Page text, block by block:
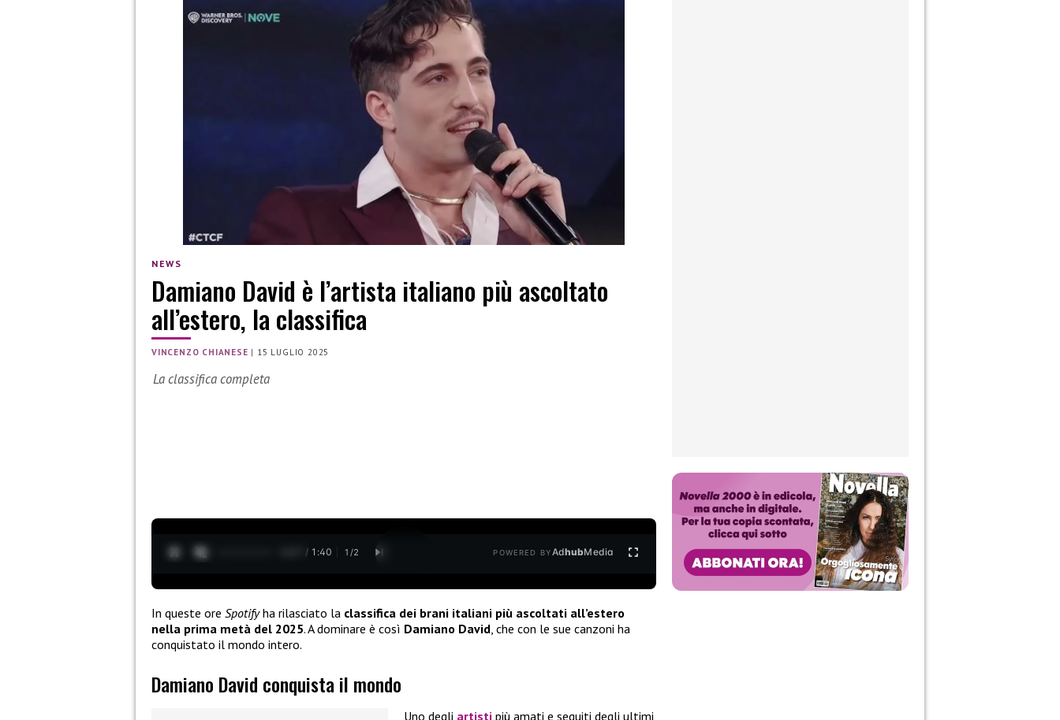
NEWS
Damiano David è l’artista italiano più ascoltato
all’estero, la classifica
VINCENZO CHIANESE | 15 LUGLIO 2025
La classifica completa
0:28 / 1:40 1 /2 POWERED BYAdhubMedia
In queste ore Spotifyha rilasciato la classifica dei brani italiani più ascoltati all’estero
nella prima metà del 2025. A dominare è così Damiano David , che con le sue canzoni ha
conquistato il mondo intero.
Damiano David conquista il mondo
Uno degli artisti più amati e seguiti degli ultimi